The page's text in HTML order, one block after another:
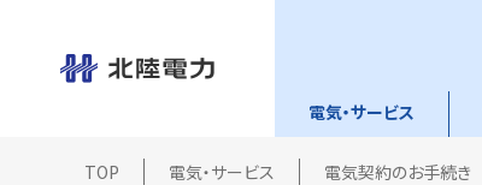
電気・サービス
TOP 電気・サービス 電気契約のお手続き